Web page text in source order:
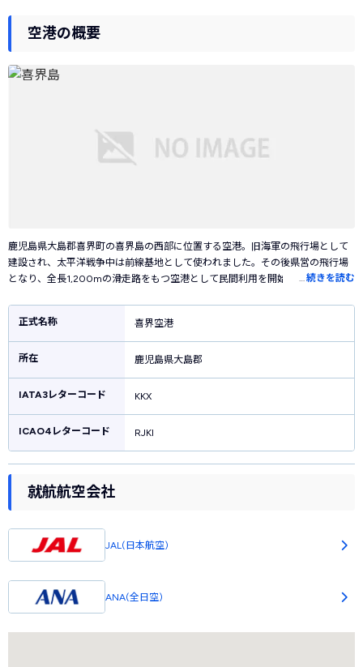
空港の概要
鹿児島県大島郡喜界町の喜界島の西部に位置する空港。旧海軍の飛行場として
建設され、太平洋戦争中は前線基地として使われました。その後県営の飛行場
となり、全長1,200mの滑走路をもつ空港として民間利用を開始しました。JAL
結んでいます。1階建てのこぢんまりとしたターミナルの隣の滑走路にはプロペ
ラ機が発着する離島らしさのある空港です。空港内には島料理を楽しめる喫茶
店が併設されています。空港前にはバス・タクシー乗り場があり島観光に便利
です。周辺にはレンタカー会社もいくつかあります。目の前には臨海公園があ
り、豊かな緑と鮮やかな海が広がっています。
続きを読む
正式名称 喜界空港
所在 鹿児島県大島郡
IATA3レターコード KKX
ICAO4レターコード RJKI
就航航空会社
JAL(日本航空)
ANA(全日空)